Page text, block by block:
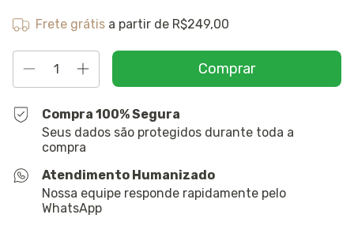
Frete grátis a partir de R$249,00
Compra 100% Segura
Seus dados são protegidos durante toda a
compra
Atendimento Humanizado
Nossa equipe responde rapidamente pelo
WhatsApp